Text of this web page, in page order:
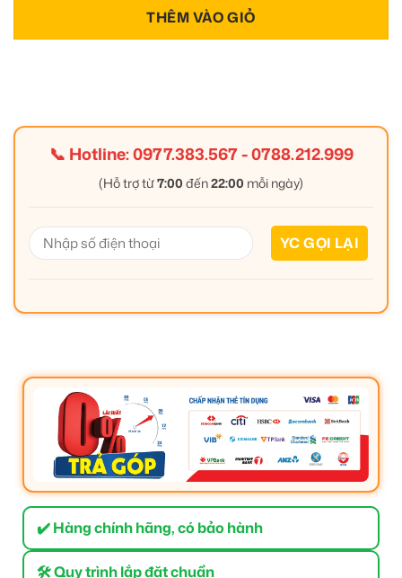
THÊM VÀO GIỎ
📞 Hotline:0977.383.567-0788.212.999
(Hỗ trợ từ7:00 đến22:00 mỗi ngày)
✔️ Hàng chính hãng, có bảo hành
🛠 Quy trình lắp đặt chuẩn